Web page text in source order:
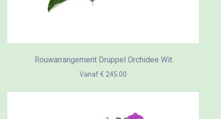
Rouwarrangement Druppel Orchidee Wit
Vanaf € 245.00